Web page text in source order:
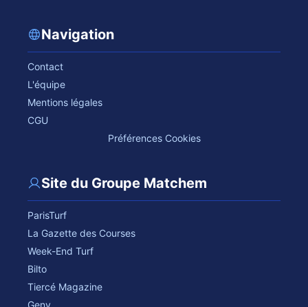
Navigation
Contact
L'équipe
Mentions légales
CGU
Préférences Cookies
Site du Groupe Matchem
ParisTurf
La Gazette des Courses
Week-End Turf
Bilto
Tiercé Magazine
Geny